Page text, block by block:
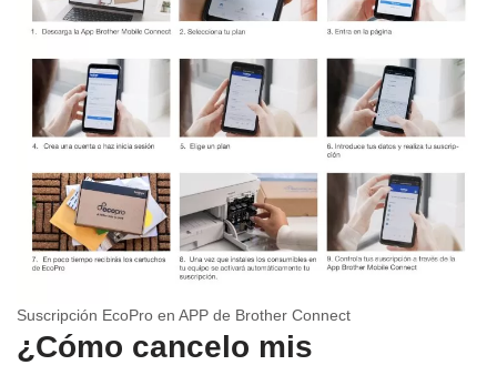
Suscripción EcoPro en APP de Brother Connect
¿Cómo cancelo mis